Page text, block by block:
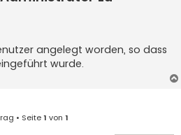
angelegt worden, so dass
wurde.
• Seite1 von 1